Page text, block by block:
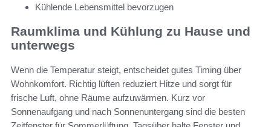
Kühlende Lebensmittel bevorzugen
Raumklima und Kühlung zu Hause und
unterwegs
Wenn die Temperatur steigt, entscheidet gutes Timing über
Wohnkomfort. Richtig lüften reduziert Hitze und sorgt für
frische Luft, ohne Räume aufzuwärmen. Kurz vor
Sonnenaufgang und nach Sonnenuntergang sind die besten